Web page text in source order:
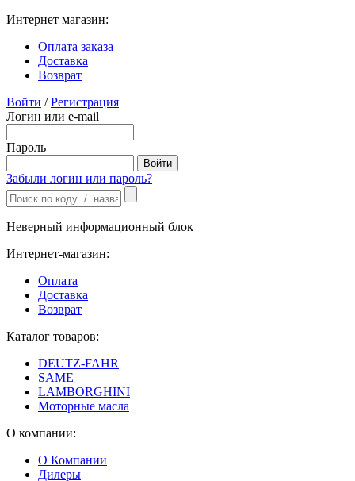
Интернет магазин:
Оплата заказа
Доставка
Возврат
Войти / Регистрация
Логин или e-mail
Пароль
Забыли логин или пароль?
Неверный информационный блок
Интернет-магазин:
Оплата
Доставка
Возврат
Каталог товаров:
DEUTZ-FAHR
SAME
LAMBORGHINI
Моторные масла
О компании:
О Компании
Дилеры